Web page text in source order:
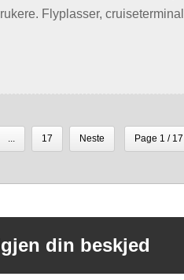
Flyplasser,
... 17 Neste Page 1 / 17
din beskjed